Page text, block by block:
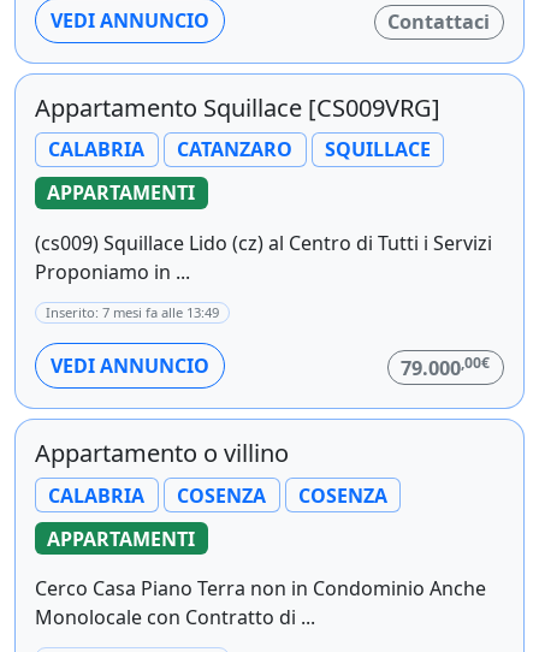
VEDI ANNUNCIO Contattaci
Appartamento Squillace [CS009VRG]
CALABRIA CATANZARO
SQUILLACE
APPARTAMENTI
(cs009) Squillace Lido (cz) al Centro di Tutti i Servizi
Proponiamo in ...
Inserito: 7 mesi fa alle 13:49
VEDI ANNUNCIO 79.000,00€
Appartamento o villino
CALABRIA COSENZA
COSENZA
APPARTAMENTI
Cerco Casa Piano Terra non in Condominio Anche
Monolocale con Contratto di ...